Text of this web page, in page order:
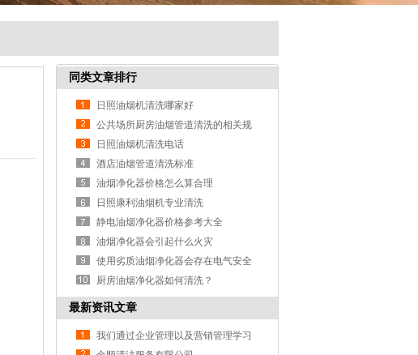
同类文章排行
日照油烟机清洗哪家好
公共场所厨房油烟管道清洗的相关规
定
日照油烟机清洗电话
酒店油烟管道清洗标准
油烟净化器价格怎么算合理
日照康利油烟机专业清洗
静电油烟净化器价格参考大全
油烟净化器会引起什么火灾
使用劣质油烟净化器会存在电气安全
隐患？
厨房油烟净化器如何清洗？
最新资讯文章
我们通过企业管理以及营销管理学习